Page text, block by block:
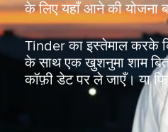
के लिए यहाँ आने की योजना
Tinder का इस्तेमाल करके
के साथ एक खुशनुमा शाम
कॉफ़ी डेट पर ले जाएँ। या